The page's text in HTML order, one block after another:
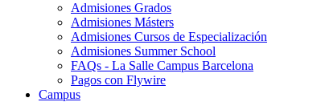
Admisiones Grados
Admisiones Másters
Admisiones Cursos de Especialización
Admisiones Summer School
FAQs - La Salle Campus Barcelona
Pagos con Flywire
Campus